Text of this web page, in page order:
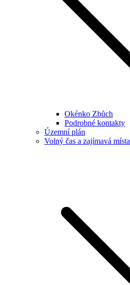
Okénko Zbůch
Podrobné kontakty
Územní plán
Volný čas a zajímavá místa